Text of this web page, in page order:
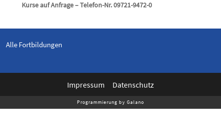
Kurse auf Anfrage – Telefon-Nr. 09721-9472-0
Alle Fortbildungen
Impressum Datenschutz
Programmierung by Galano